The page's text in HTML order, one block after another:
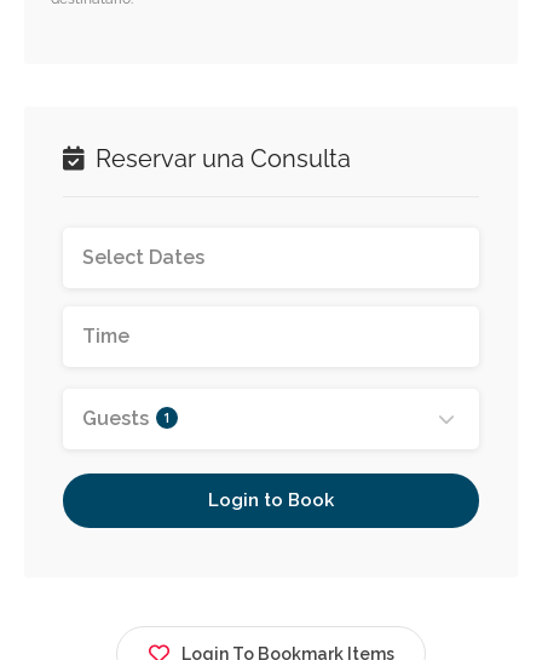
Reservar una Consulta
Guests 1
Login to Book
Login To Bookmark Items